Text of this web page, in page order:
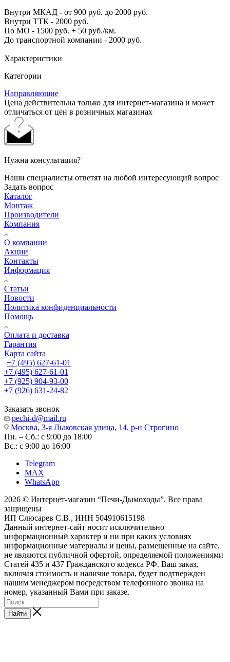
Внутри МКАД - от 900 руб. до 2000 руб.
Внутри ТТК - 2000 руб.
По МО - 1500 руб. + 50 руб./км.
До транспортной компании - 2000 руб.
Характеристики
Категории
Направляющие
Цена действительна только для интернет-магазина и может
отличаться от цен в розничных магазинах
Нужна консультация?
Наши специалисты ответят на любой интересующий вопрос
Задать вопрос
Каталог
Монтаж
Производители
Компания
О компании
Акции
Контакты
Информация
Статьи
Новости
Политика конфиденциальности
Помощь
Оплата и доставка
Гарантия
Карта сайта
+7 (495) 627-61-01
+7 (495) 627-61-01
+7 (925) 904-93-00
+7 (926) 631-24-82
Заказать звонок
pechi-d@mail.ru
Москва, 3-я Лыковская улица, 14, р-н Строгино
Пн. – Сб.: с 9:00 до 18:00
Вс.: с 9:00 до 16:00
Telegram
MAX
WhatsApp
2026 © Интернет-магазин “Печи-Дымоходы”. Все права
защищены
ИП Слюсарев С.В., ИНН 504910615198
Данный интернет-сайт носит исключительно
информационный характер и ни при каких условиях
информационные материалы и цены, размещенные на сайте,
не являются публичной офертой, определяемой положениями
Статей 435 и 437 Гражданского кодекса РФ. Ваш заказ,
включая стоимость и наличие товара, будет подтвержден
нашим менеджером посредством телефонного звонка на
номер, указанный Вами при заказе.
Найти